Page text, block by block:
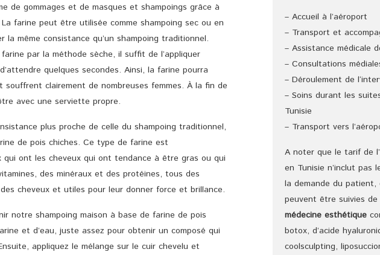
de gommages et de masques et shampoings grâce à
farine peut être utilisée comme shampoing sec ou en
la même consistance qu’un shampoing traditionnel.
par la méthode sèche, il suffit de l’appliquer
quelques secondes. Ainsi, la farine pourra
souffrent clairement de nombreuses femmes. À la fin de
avec une serviette propre.
plus proche de celle du shampoing traditionnel,
de pois chiches. Ce type de farine est
ont les cheveux qui ont tendance à être gras ou qui
des minéraux et des protéines, tous des
cheveux et utiles pour leur donner force et brillance.
notre shampoing maison à base de farine de pois
et d’eau, juste assez pour obtenir un composé qui
appliquez le mélange sur le cuir chevelu et
– Accueil à l’aéroport
– Transport et
– Assistance médicale
– Consultations
– Déroulement de
– Soins durant les
Tunisie
– Transport vers
A noter que le tarif de
en Tunisie n’inclut pas
la demande du patient,
peuvent être suivies
médecine esthétique
botox, d’acide
coolsculpting,